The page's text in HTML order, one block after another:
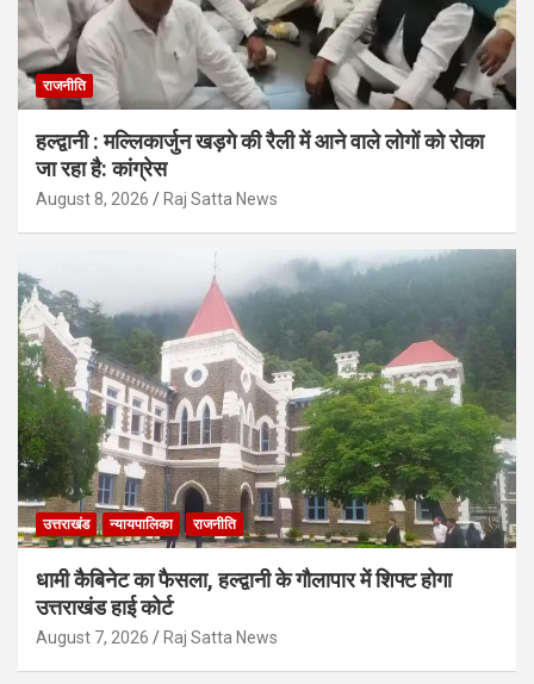
राजनीति
हल्द्वानी : मल्लिकार्जुन खड़गे की रैली में आने वाले लोगों को रोका
जा रहा है: कांग्रेस
August 8, 2026 Raj Satta News
उत्तराखंड न्यायपालिका राजनीति
धामी कैबिनेट का फैसला, हल्द्वानी के गौलापार में शिफ्ट होगा
उत्तराखंड हाई कोर्ट
August 7, 2026 Raj Satta News